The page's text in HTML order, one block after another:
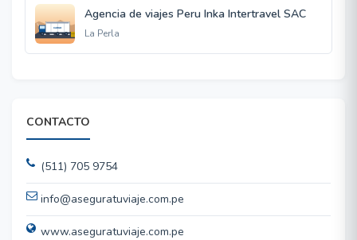
Agencia de viajes Peru Inka Intertravel SAC
La Perla
CONTACTO
(511) 705 9754
info@aseguratuviaje.com.pe
www.aseguratuviaje.com.pe